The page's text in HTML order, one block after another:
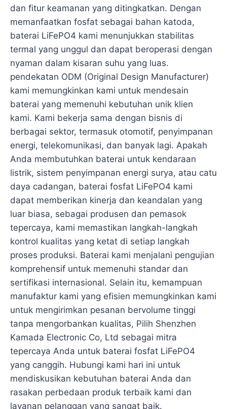
dan fitur keamanan yang ditingkatkan. Dengan
memanfaatkan fosfat sebagai bahan katoda,
baterai LiFePO4 kami menunjukkan stabilitas
termal yang unggul dan dapat beroperasi dengan
nyaman dalam kisaran suhu yang luas.
pendekatan ODM (Original Design Manufacturer)
kami memungkinkan kami untuk mendesain
baterai yang memenuhi kebutuhan unik klien
kami. Kami bekerja sama dengan bisnis di
berbagai sektor, termasuk otomotif, penyimpanan
energi, telekomunikasi, dan banyak lagi. Apakah
Anda membutuhkan baterai untuk kendaraan
listrik, sistem penyimpanan energi surya, atau catu
daya cadangan, baterai fosfat LiFePO4 kami
dapat memberikan kinerja dan keandalan yang
luar biasa, sebagai produsen dan pemasok
tepercaya, kami memastikan langkah-langkah
kontrol kualitas yang ketat di setiap langkah
proses produksi. Baterai kami menjalani pengujian
komprehensif untuk memenuhi standar dan
sertifikasi internasional. Selain itu, kemampuan
manufaktur kami yang efisien memungkinkan kami
untuk mengirimkan pesanan bervolume tinggi
tanpa mengorbankan kualitas, Pilih Shenzhen
Kamada Electronic Co, Ltd sebagai mitra
tepercaya Anda untuk baterai fosfat LiFePO4
yang canggih. Hubungi kami hari ini untuk
mendiskusikan kebutuhan baterai Anda dan
rasakan perbedaan produk terbaik kami dan
layanan pelanggan yang sangat baik.